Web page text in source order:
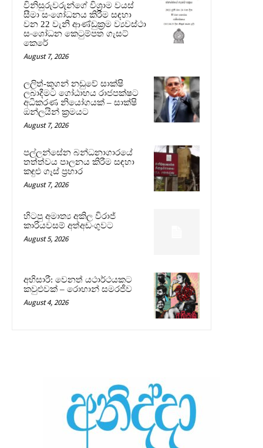
විනිසුරුවරුන්ගේ විශ්‍රාම වයස්
සීමා සංශෝධනය කිරීම සඳහා
වන 22 වැනි ආණ්ඩුක්‍රම ව්‍යවස්ථා
සංශෝධන කෙටුම්පත ගැසට්
කෙරේ
August 7, 2026
ලලිත්-කූගන් නඩුවේ සාක්ෂි
ලබාදීමට ගෝඨාභය රාජපක්ෂට
අධිකරණ නියෝගයක් – සාක්ෂි
ඔන්ලයින් ක්‍රමයට
August 7, 2026
පල්ලන්සේන බන්ධනාගාරයේ
තත්ත්වය පාලනය කිරීම සඳහා
කඳුළු ගෑස් ප්‍රහාර
August 7, 2026
හිටපු අමාත්‍ය අකිල විරාජ්
කාරියවසම් අත්අඩංගුවට
August 5, 2026
අභිසාරී: වෙනත් යථාර්ථයකට
කවුළුවක් – රොහාන් සමරජීව
August 4, 2026